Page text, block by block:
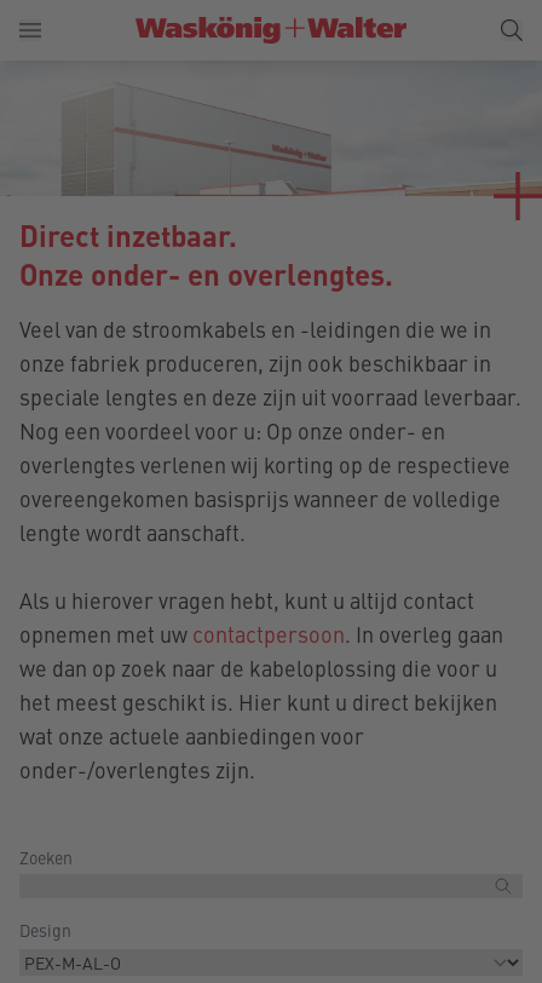
Direct inzetbaar.
Onze onder- en overlengtes.
Veel van de stroomkabels en -leidingen die we in
onze fabriek produceren, zijn ook beschikbaar in
speciale lengtes en deze zijn uit voorraad leverbaar.
Nog een voordeel voor u: Op onze onder- en
overlengtes verlenen wij korting op de respectieve
overeengekomen basisprijs wanneer de volledige
lengte wordt aanschaft.
Als u hierover vragen hebt, kunt u altijd contact
opnemen met uw contactpersoon. In overleg gaan
we dan op zoek naar de kabeloplossing die voor u
het meest geschikt is. Hier kunt u direct bekijken
wat onze actuele aanbiedingen voor
onder-/overlengtes zijn.
Zoeken
Design